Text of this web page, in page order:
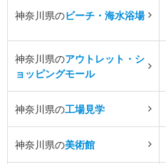
神奈川県のビーチ・海水浴場
神奈川県のアウトレット・シ
ョッピングモール
神奈川県の工場見学
神奈川県の美術館